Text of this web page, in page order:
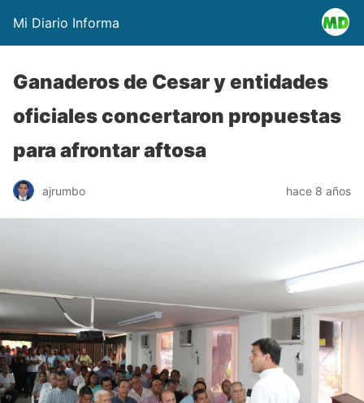
Mi Diario Informa
Ganaderos de Cesar y entidades
oficiales concertaron propuestas
para afrontar aftosa
ajrumbo hace 8 años